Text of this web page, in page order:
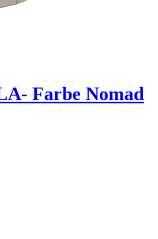
Farbe Nomad